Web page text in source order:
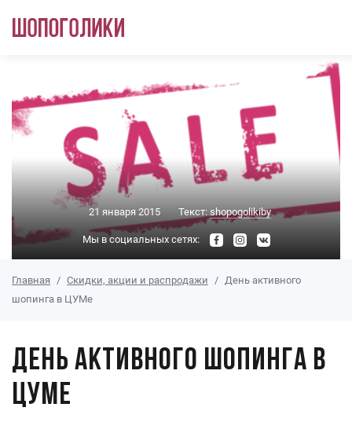
21 января 2015 Текст: shopogolikiby
Мы в социальных сетях:
Главная Скидки, акции и распродажи
День активного
шопинга в ЦУМе
День активного шопинга в
ЦУМе